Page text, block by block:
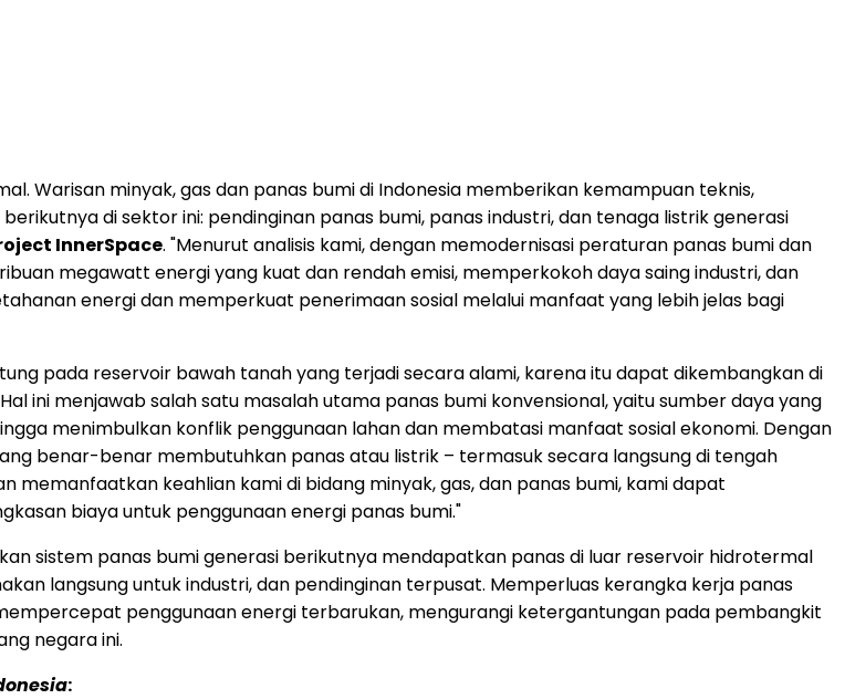
Warisan minyak, gas dan panas bumi di Indonesia memberikan kemampuan teknis,
di sektor ini: pendinginan panas bumi, panas industri, dan tenaga listrik generasi
InnerSpace. "Menurut analisis kami, dengan memodernisasi peraturan panas bumi dan
megawatt energi yang kuat dan rendah emisi, memperkokoh daya saing industri, dan
energi dan memperkuat penerimaan sosial melalui manfaat yang lebih jelas bagi
pada reservoir bawah tanah yang terjadi secara alami, karena itu dapat dikembangkan di
ini menjawab salah satu masalah utama panas bumi konvensional, yaitu sumber daya yang
menimbulkan konflik penggunaan lahan dan membatasi manfaat sosial ekonomi. Dengan
benar-benar membutuhkan panas atau listrik – termasuk secara langsung di tengah
memanfaatkan keahlian kami di bidang minyak, gas, dan panas bumi, kami dapat
biaya untuk penggunaan energi panas bumi."
sistem panas bumi generasi berikutnya mendapatkan panas di luar reservoir hidrotermal
langsung untuk industri, dan pendinginan terpusat. Memperluas kerangka kerja panas
penggunaan energi terbarukan, mengurangi ketergantungan pada pembangkit
negara ini.
: